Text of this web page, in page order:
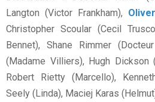
Langton (Victor Frankham),
Christopher Scoular (Cecil
Bennet), Shane Rimmer
(Madame Villiers), Hugh Dickson
Robert Rietty (Marcello),
Seely (Linda), Maciej Karas